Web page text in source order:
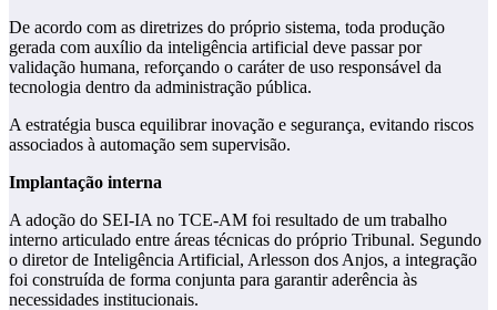
De acordo com as diretrizes do próprio sistema, toda produção
gerada com auxílio da inteligência artificial deve passar por
validação humana, reforçando o caráter de uso responsável da
tecnologia dentro da administração pública.
A estratégia busca equilibrar inovação e segurança, evitando riscos
associados à automação sem supervisão.
Implantação interna
A adoção do SEI-IA no TCE-AM foi resultado de um trabalho
interno articulado entre áreas técnicas do próprio Tribunal. Segundo
o diretor de Inteligência Artificial, Arlesson dos Anjos, a integração
foi construída de forma conjunta para garantir aderência às
necessidades institucionais.